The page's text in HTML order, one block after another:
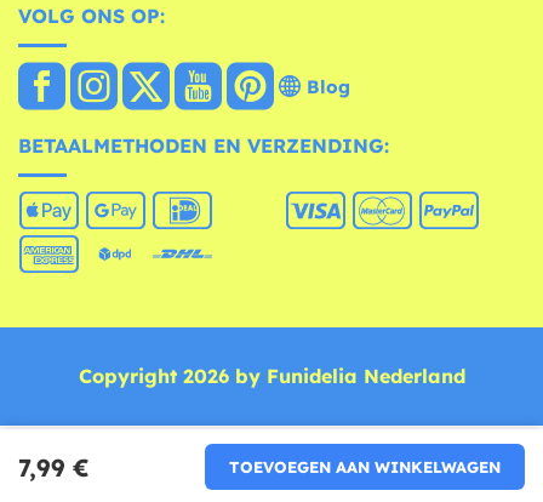
7,99 € TOEVOEGEN AAN WINKELWAGEN
VOLG ONS OP:
Blog
BETAALMETHODEN EN VERZENDING:
Copyright 2026 by Funidelia Nederland